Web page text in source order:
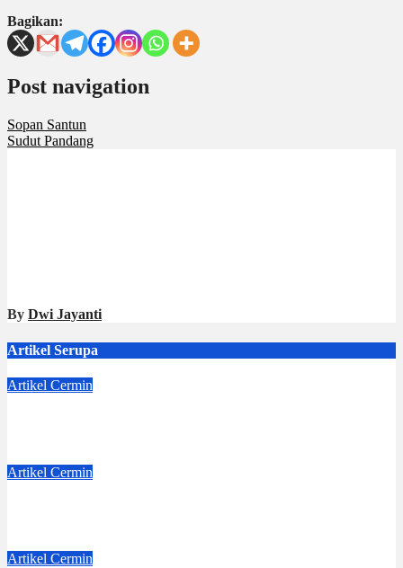
Bagikan:
Post navigation
Sopan Santun
Sudut Pandang
By Dwi Jayanti
Artikel Serupa
Artikel Cermin
Artikel Cermin
Artikel Cermin